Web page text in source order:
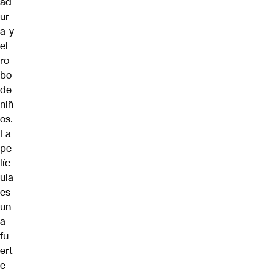
ur
a y
el
ro
bo
de
niñ
os.
La
pe
líc
ula
es
un
a
fu
ert
e